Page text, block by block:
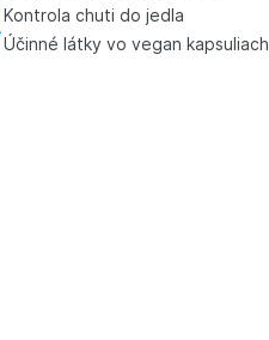
Kontrola chuti do jedla
Účinné látky vo vegan kapsuliach